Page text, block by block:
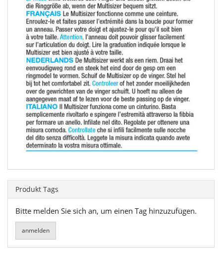
Produkt Tags
Bitte melden Sie sich an, um einen Tag hinzuzufügen.